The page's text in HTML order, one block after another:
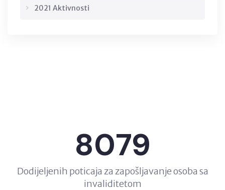
2021 Aktivnosti
8079
Dodijeljenih poticaja za zapošljavanje osoba sa
invaliditetom